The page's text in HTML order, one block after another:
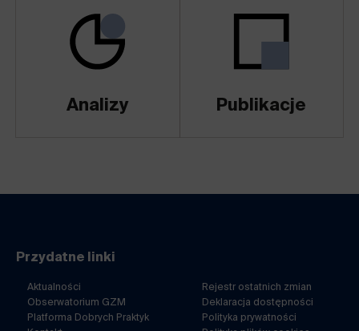
Analizy Publikacje
Przydatne linki
Aktualności
Obserwatorium GZM
Platforma Dobrych Praktyk
Rejestr ostatnich zmian
Deklaracja dostępności
Polityka prywatności